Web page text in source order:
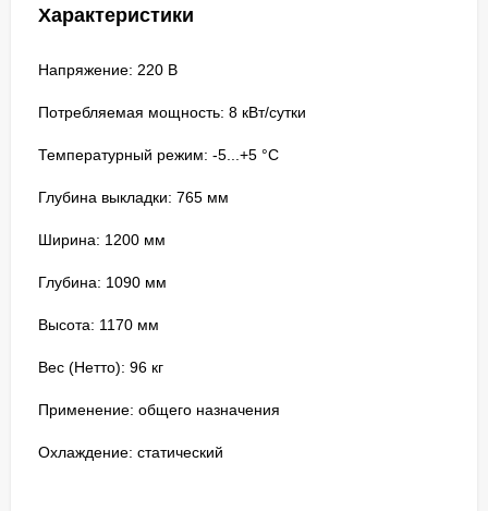
Характеристики
Напряжение: 220 В
Потребляемая мощность: 8 кВт/сутки
Температурный режим: -5...+5 °C
Глубина выкладки: 765 мм
Ширина: 1200 мм
Глубина: 1090 мм
Высота: 1170 мм
Вес (Нетто): 96 кг
Применение: общего назначения
Охлаждение: статический